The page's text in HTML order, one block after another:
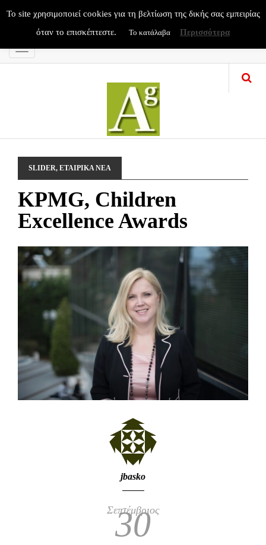
Menu
SLIDER, ΕΤΑΙΡΙΚΑ ΝΕΑ
KPMG, Children
Excellence Awards
jbasko
Σεπτέμβριος
30
To site χρησιμοποιεί cookies για τη βελτίωση της δικής σας εμπειρίας
όταν το επισκέπτεστε.
Το κατάλαβα Περισσότερα